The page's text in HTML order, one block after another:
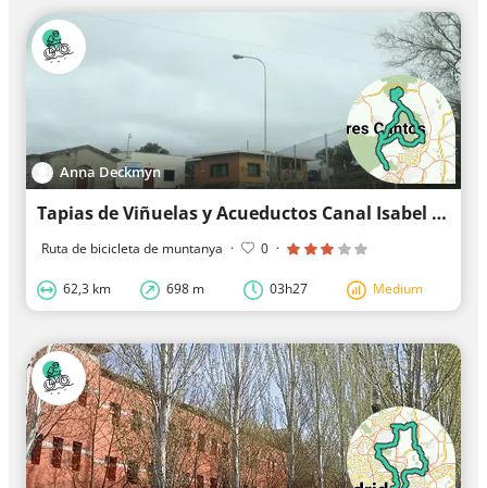
Anna Deckmyn
Tapias de Viñuelas y Acueductos Canal Isabel II
Ruta de bicicleta de muntanya · 0 ·
62,3 km 698 m 03h27 Medium